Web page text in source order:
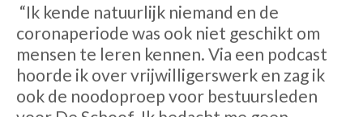
“Ik kende natuurlijk niemand en de
coronaperiode was ook niet geschikt om
mensen te leren kennen. Via een podcast
hoorde ik over vrijwilligerswerk en zag ik
ook de noodoproep voor bestuursleden